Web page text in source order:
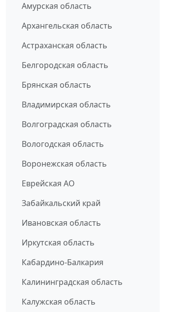
Амурская область
Архангельская область
Астраханская область
Белгородская область
Брянская область
Владимирская область
Волгоградская область
Вологодская область
Воронежская область
Еврейская АО
Забайкальский край
Ивановская область
Иркутская область
Кабардино-Балкария
Калининградская область
Калужская область